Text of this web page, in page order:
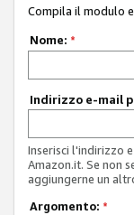
Compila il modulo
Nome: *
Indirizzo e-mail
Inserisci l'indirizzo
Amazon.it. Se non
aggiungerne un
Argomento: *